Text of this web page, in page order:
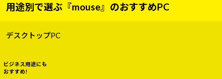
用途別で選ぶ『mouse』のおすすめPC
デスクトップPC
ビジネス用途にも
おすすめ!